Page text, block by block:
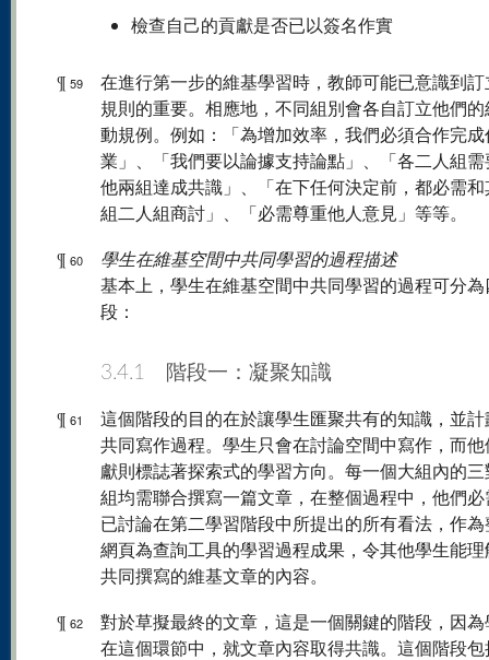
檢查自己的貢獻是否已以簽名作實
¶ 59
在進行第一步的維基學習時，教師可能已意識到
規則的重要。相應地，不同組別會各自訂立他們
動規例。例如：「為增加效率，我們必須合作完成
業」、「我們要以論據支持論點」、「各二人組
他兩組達成共識」、「在下任何決定前，都必需
組二人組商討」、「必需尊重他人意見」等等。
¶ 60
學生在維基空間中共同學習的過程描述
基本上，學生在維基空間中共同學習的過程可分
段：
3.4.1 階段一：凝聚知識
¶ 61
這個階段的目的在於讓學生匯聚共有的知識，並
共同寫作過程。學生只會在討論空間中寫作，而
獻則標誌著探索式的學習方向。每一個大組內的
組均需聯合撰寫一篇文章，在整個過程中，他們
已討論在第二學習階段中所提出的所有看法，作
網頁為查詢工具的學習過程成果，令其他學生能
共同撰寫的維基文章的內容。
¶ 62
對於草擬最終的文章，這是一個關鍵的階段，因
在這個環節中，就文章內容取得共識。這個階段